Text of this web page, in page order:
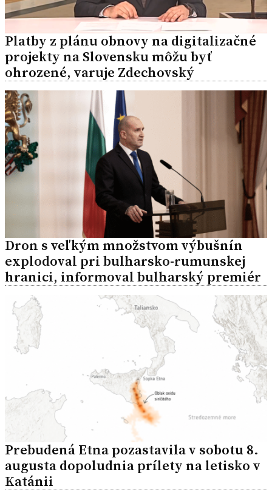
Platby z plánu obnovy na digitalizačné
projekty na Slovensku môžu byť
ohrozené, varuje Zdechovský
Dron s veľkým množstvom výbušnín
explodoval pri bulharsko-rumunskej
hranici, informoval bulharský premiér
Prebudená Etna pozastavila v sobotu 8.
augusta dopoludnia prílety na letisko v
Katánii